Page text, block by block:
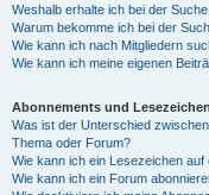
Weshalb erhalte ich bei der
Warum bekomme ich bei der
Wie kann ich nach Mitgliedern
Wie kann ich meine eigenen
Abonnements und Lesezeichen
Was ist der Unterschied
Thema oder Forum?
Wie kann ich ein Lesezeichen
Wie kann ich ein Forum